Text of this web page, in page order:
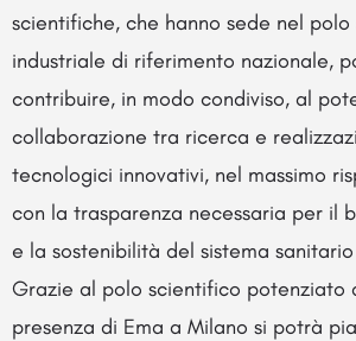
scientifiche, che hanno sede nel
industriale di riferimento nazionale,
contribuire, in modo condiviso, al
collaborazione tra ricerca e
tecnologici innovativi, nel massimo
con la trasparenza necessaria per il
e la sostenibilità del sistema
Grazie al polo scientifico potenziato
presenza di Ema a Milano si potrà